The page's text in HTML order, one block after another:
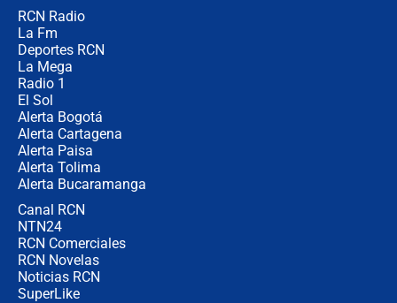
RCN Radio
La Fm
Deportes RCN
La Mega
Radio 1
El Sol
Alerta Bogotá
Alerta Cartagena
Alerta Paisa
Alerta Tolima
Alerta Bucaramanga
Canal RCN
NTN24
RCN Comerciales
RCN Novelas
Noticias RCN
SuperLike